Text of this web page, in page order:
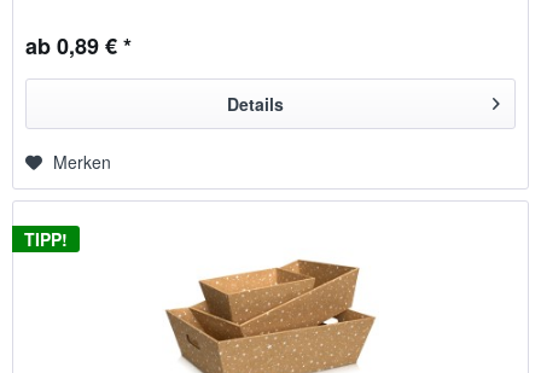
ab 0,89 € *
Details
Merken
TIPP!